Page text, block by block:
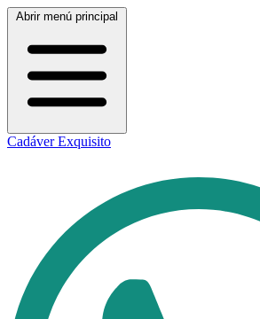
Abrir menú principal
Cadáver Exquisito